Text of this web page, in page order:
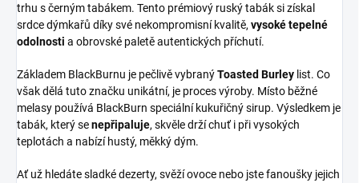
trhu s černým tabákem. Tento prémiový ruský tabák si získal
srdce dýmkařů díky své nekompromisní kvalitě, vysoké tepelné
odolnosti a obrovské paletě autentických příchutí.
Základem BlackBurnu je pečlivě vybranýToasted Burley list. Co
však dělá tuto značku unikátní, je proces výroby. Místo běžné
melasy používá BlackBurn speciální kukuřičný sirup. Výsledkem je
tabák, který senepřipaluje, skvěle drží chuť i při vysokých
teplotách a nabízí hustý, měkký dým.
Ať už hledáte sladké dezerty, svěží ovoce nebo jste fanoušky jejich